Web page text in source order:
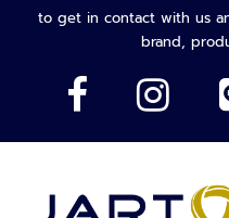
ร
จ
คั
ก
อ
ง
ข่าวto get in contact with us
brand,